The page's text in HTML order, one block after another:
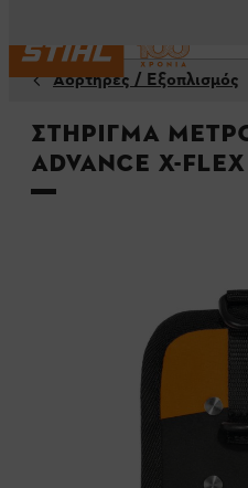
Αορτήρες / Εξοπλισμός
Στήριγμα
ADVANCE X-Flex